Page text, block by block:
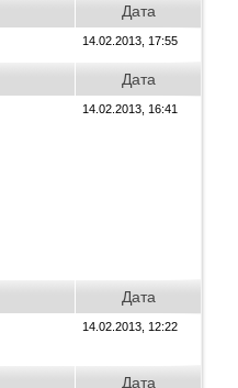
Дата
14.02.2013, 17:55
Дата
14.02.2013, 16:41
Дата
14.02.2013, 12:22
Дата